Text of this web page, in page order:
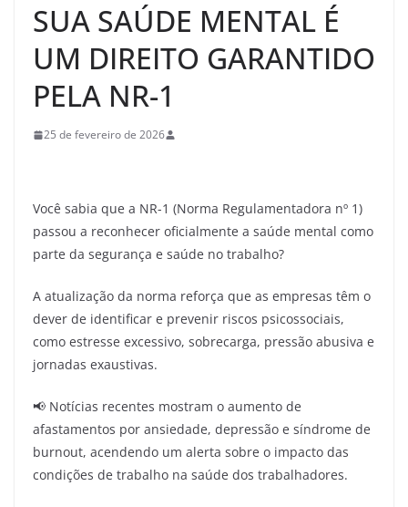
SUA SAÚDE MENTAL É
UM DIREITO GARANTIDO
PELA NR-1
25 de fevereiro de 2026
Você sabia que a NR-1 (Norma Regulamentadora nº 1)
passou a reconhecer oficialmente a saúde mental como
parte da segurança e saúde no trabalho?
A atualização da norma reforça que as empresas têm o
dever de identificar e prevenir riscos psicossociais,
como estresse excessivo, sobrecarga, pressão abusiva e
jornadas exaustivas.
📢 Notícias recentes mostram o aumento de
afastamentos por ansiedade, depressão e síndrome de
burnout, acendendo um alerta sobre o impacto das
condições de trabalho na saúde dos trabalhadores.